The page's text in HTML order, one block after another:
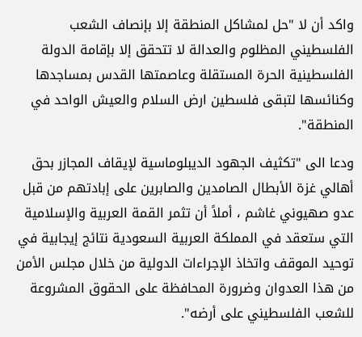
واكد أن لا "حل لمشاكل المنطقة إلا بإنصاف الشعب
الفلسطيني المظلوم والعدالة لا تتحقق إلا بإقامة الدولة
الفلسطينية الحرة المستقلة وعاصمتها القدس بمساجدها
وكنائسها لتبقى فلسطين ارض السلام والعيش الواحد في
المنطقة".
ودعا الى "تكثيف الجهود الديبلوماسية لإيقاف المجازر بحق
أهالي غزة الأبطال الصامدين والصابرين على إبادتهم من قبل
عدو صهيوني غاشم ، أملاً أن تثمر القمة العربية والإسلامية
التي ستعقد في المملكة العربية السعودية نتائج إيجابية في
توحيد الموقف واتخاذ الإجراءات الدولية من خلال مجلس الأمن
من هذا العدوان وضرورة المحافظة على الحقوق المشروعة
للشعب الفلسطيني على أرضه".